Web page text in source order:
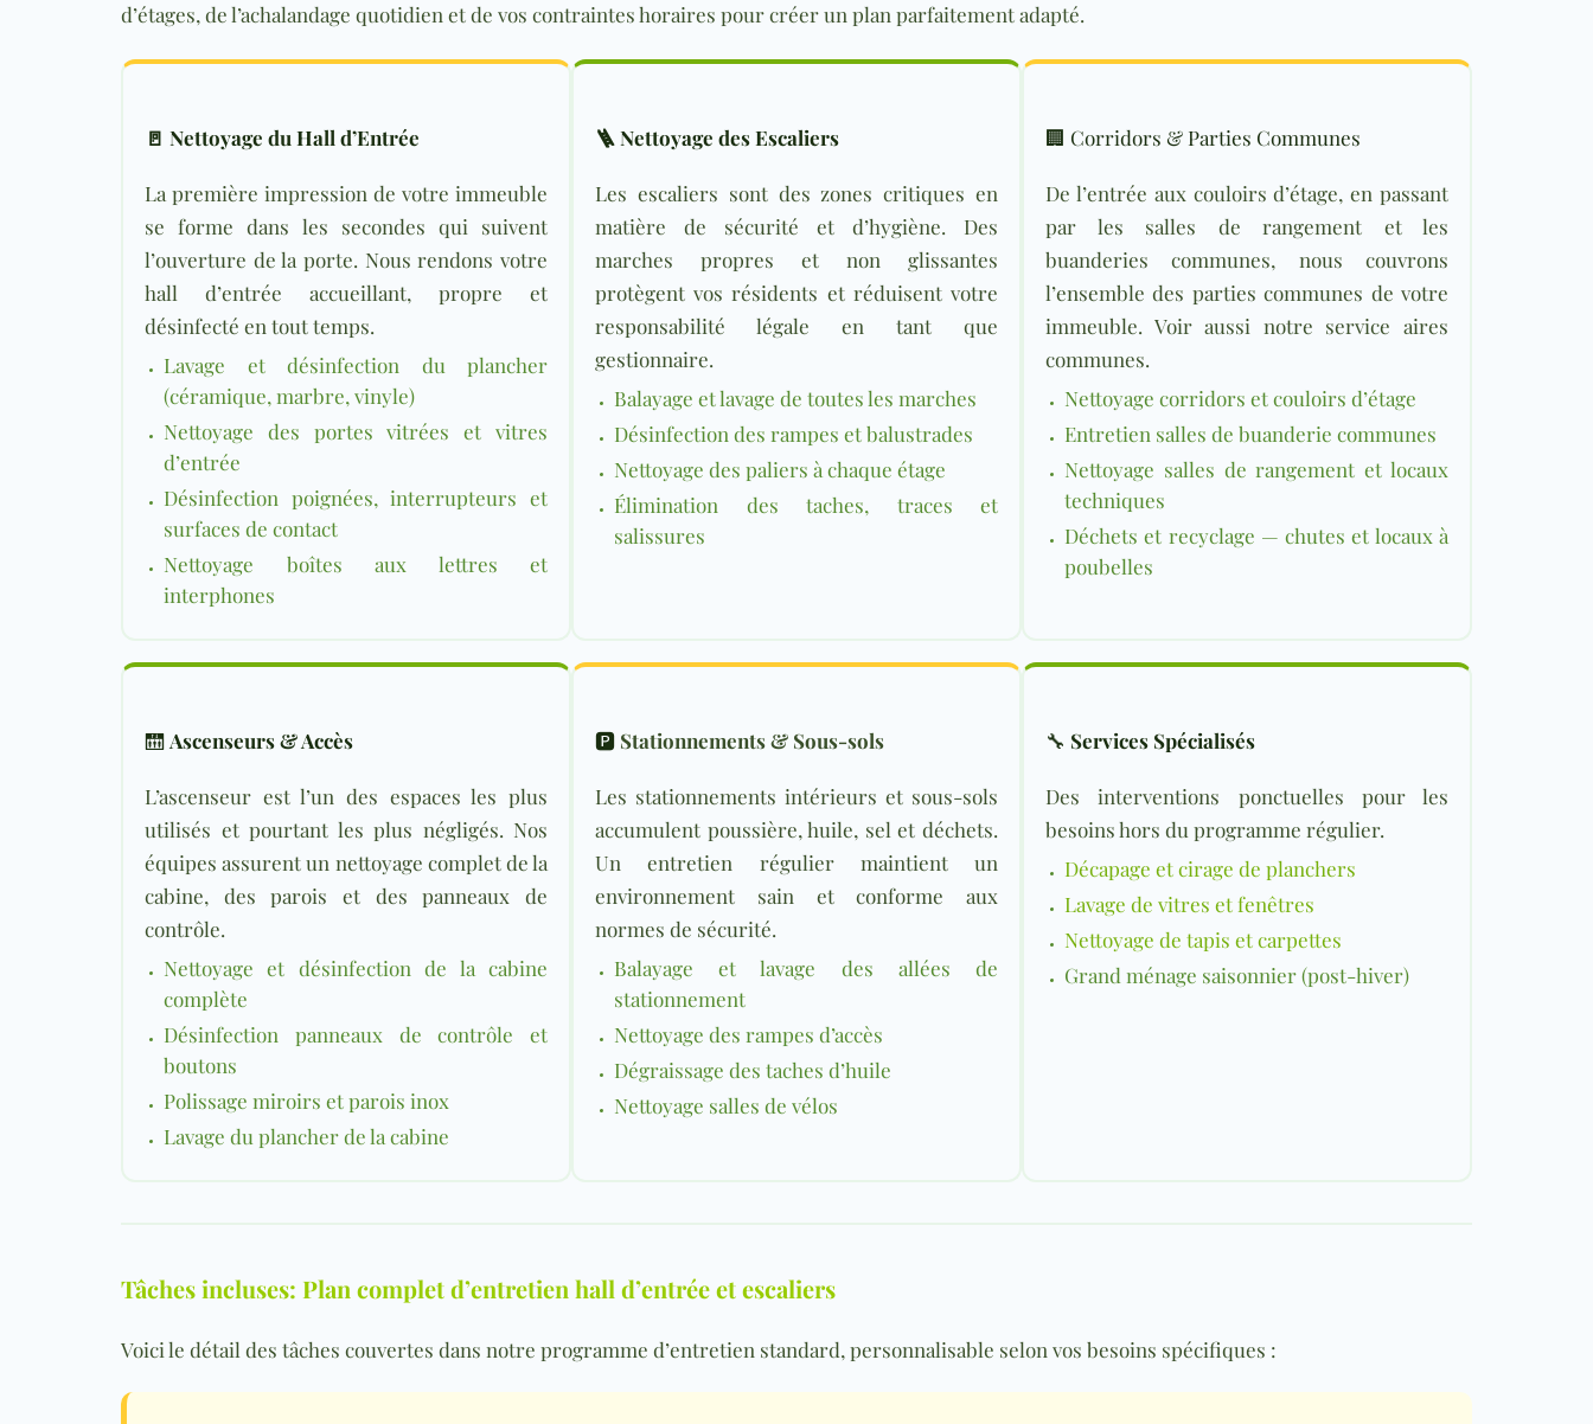
d’étages, de l’achalandage quotidien et de vos contraintes horaires pour créer un plan parfaitement adapté.
🚪 Nettoyage du Hall d’Entrée
La première impression de votre immeuble
se forme dans les secondes qui suivent
l’ouverture de la porte. Nous rendons votre
hall d’entrée accueillant, propre et
désinfecté en tout temps.
Lavage et désinfection du plancher
(céramique, marbre, vinyle)
Nettoyage des portes vitrées et vitres
d’entrée
Désinfection poignées, interrupteurs et
surfaces de contact
Nettoyage boîtes aux lettres et
interphones
🪜 Nettoyage des Escaliers
Les escaliers sont des zones critiques en
matière de sécurité et d’hygiène. Des
marches propres et non glissantes
protègent vos résidents et réduisent votre
responsabilité légale en tant que
gestionnaire.
Balayage et lavage de toutes les marches
Désinfection des rampes et balustrades
Nettoyage des paliers à chaque étage
Élimination des taches, traces et
salissures
🏢 Corridors & Parties Communes
De l’entrée aux couloirs d’étage, en passant
par les salles de rangement et les
buanderies communes, nous couvrons
l’ensemble des parties communes de votre
immeuble. Voir aussi notre service aires
communes.
Nettoyage corridors et couloirs d’étage
Entretien salles de buanderie communes
Nettoyage salles de rangement et locaux
techniques
Déchets et recyclage — chutes et locaux à
poubelles
🛗Ascenseurs & Accès
L’ascenseur est l’un des espaces les plus
utilisés et pourtant les plus négligés. Nos
équipes assurent un nettoyage complet de la
cabine, des parois et des panneaux de
contrôle.
Nettoyage et désinfection de la cabine
complète
Désinfection panneaux de contrôle et
boutons
Polissage miroirs et parois inox
Lavage du plancher de la cabine
🅿️ Stationnements & Sous-sols
Les stationnements intérieurs et sous-sols
accumulent poussière, huile, sel et déchets.
Un entretien régulier maintient un
environnement sain et conforme aux
normes de sécurité.
Balayage et lavage des allées de
stationnement
Nettoyage des rampes d’accès
Dégraissage des taches d’huile
Nettoyage salles de vélos
🔧 Services Spécialisés
Des interventions ponctuelles pour les
besoins hors du programme régulier.
Décapage et cirage de planchers
Lavage de vitres et fenêtres
Nettoyage de tapis et carpettes
Grand ménage saisonnier (post-hiver)
Tâches incluses: Plan complet d’entretien hall d’entrée et escaliers
Voici le détail des tâches couvertes dans notre programme d’entretien standard, personnalisable selon vos besoins spécifiques :